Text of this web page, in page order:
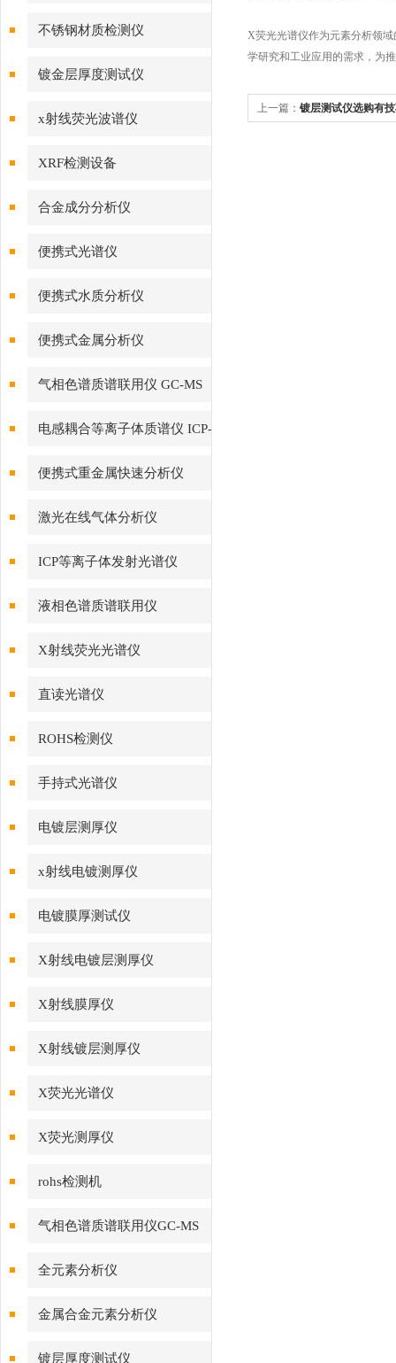
不锈钢材质检测仪
镀金层厚度测试仪
x射线荧光波谱仪
XRF检测设备
合金成分分析仪
便携式光谱仪
便携式水质分析仪
便携式金属分析仪
气相色谱质谱联用仪 GC-MS
电感耦合等离子体质谱仪 ICP-
MS
便携式重金属快速分析仪
激光在线气体分析仪
ICP等离子体发射光谱仪
液相色谱质谱联用仪
X射线荧光光谱仪
直读光谱仪
ROHS检测仪
手持式光谱仪
电镀层测厚仪
x射线电镀测厚仪
电镀膜厚测试仪
X射线电镀层测厚仪
X射线膜厚仪
X射线镀层测厚仪
X荧光光谱仪
X荧光测厚仪
rohs检测机
气相色谱质谱联用仪GC-MS
全元素分析仪
金属合金元素分析仪
镀层厚度测试仪
X荧光光谱仪作为元素分析领
学研究和工业应用的需求，为
上一篇： 镀层测试仪选购有